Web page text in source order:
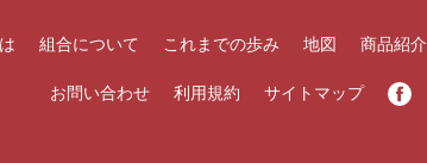
組合について これまでの歩み 地図 商品紹介
お問い合わせ 利用規約 サイトマップ